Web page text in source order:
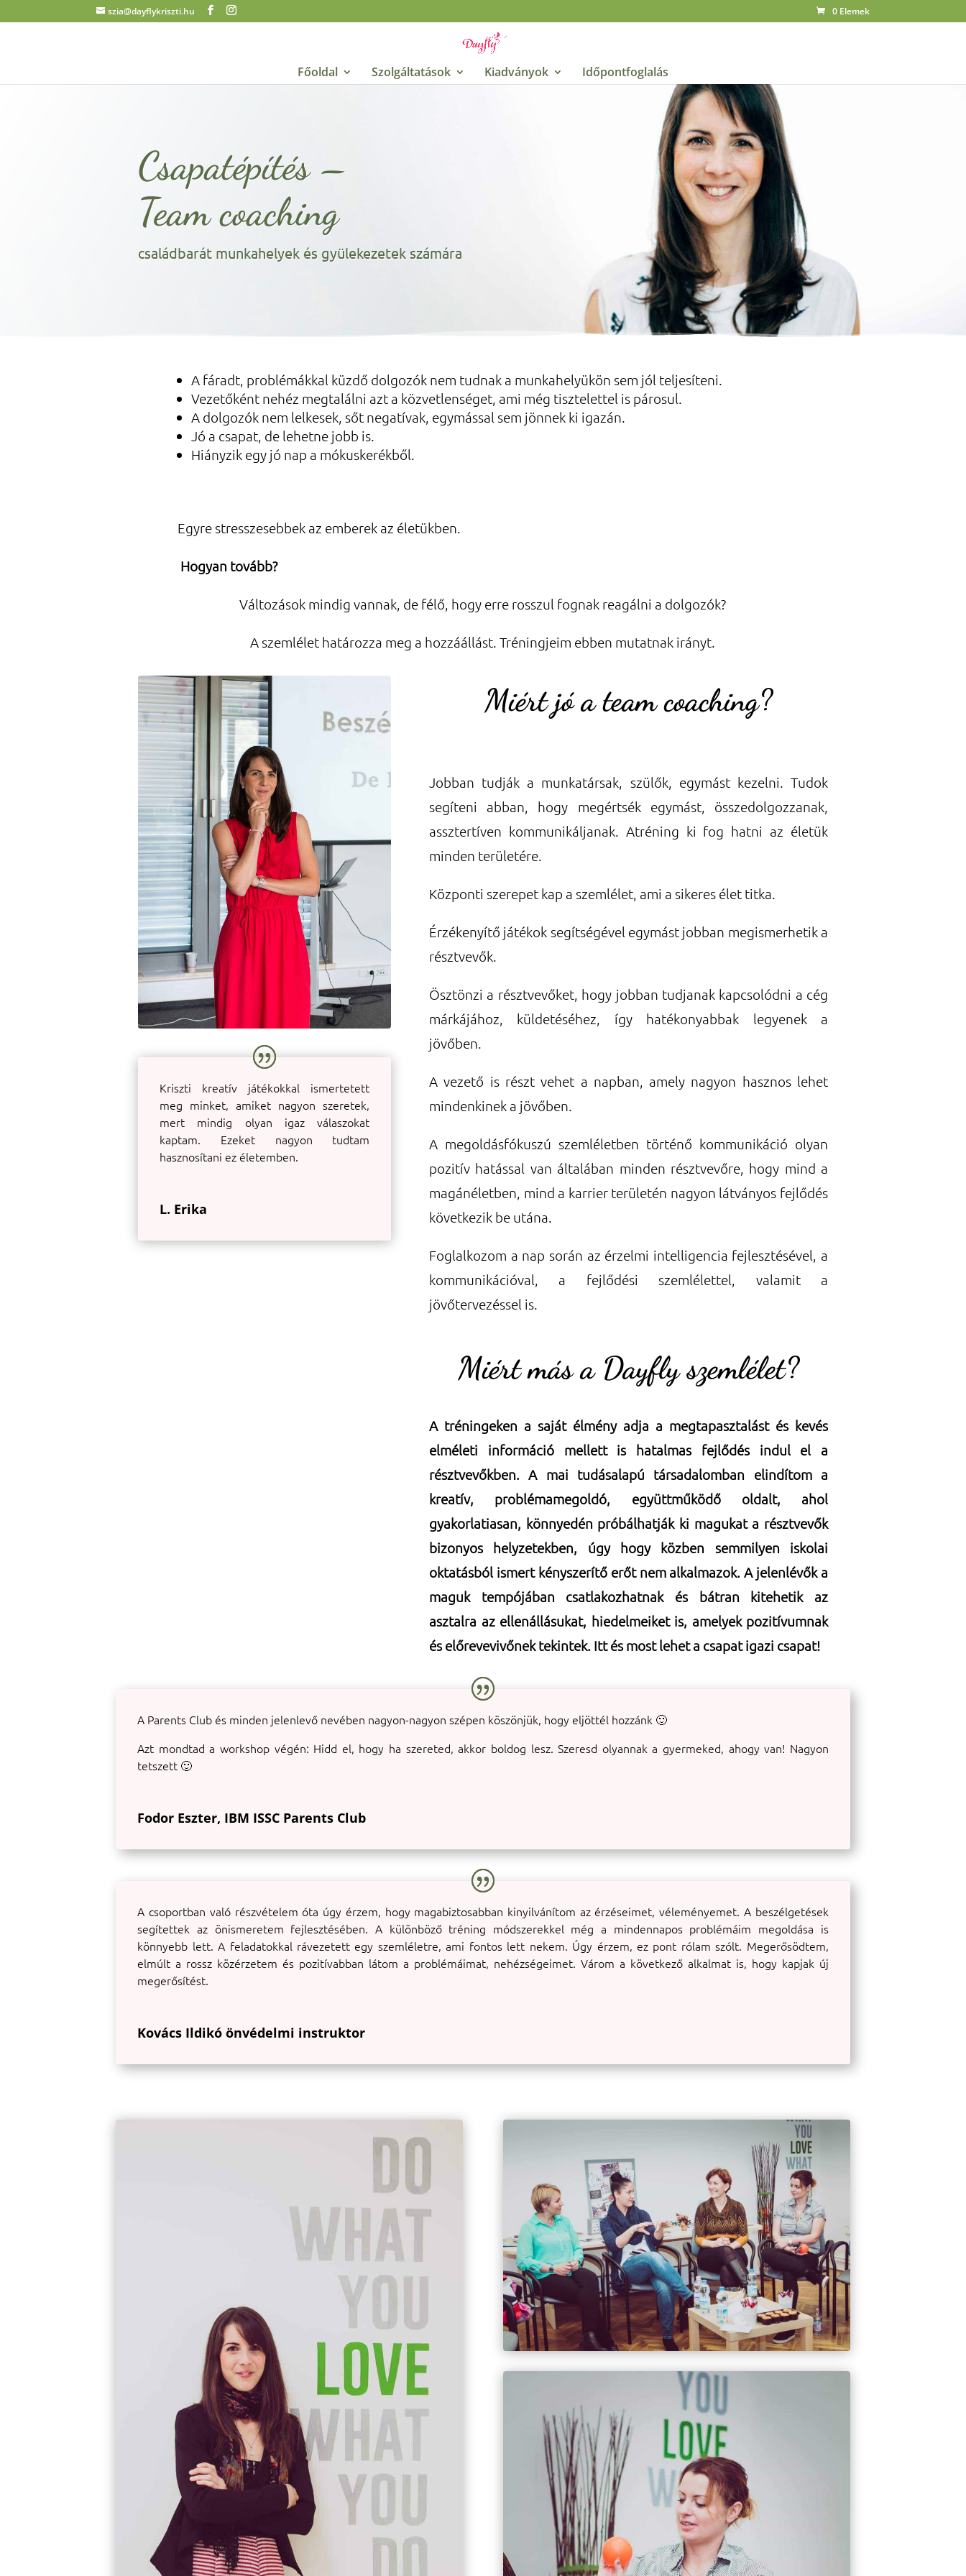
szia@dayflykriszti.hu 0 Elemek
Főoldal Szolgáltatások Kiadványok Időpontfoglalás
Csapatépítés –
Team coaching
családbarát munkahelyek és gyülekezetek számára
A fáradt, problémákkal küzdő dolgozók nem tudnak a munkahelyükön sem jól teljesíteni.
Vezetőként nehéz megtalálni azt a közvetlenséget, ami még tisztelettel is párosul.
A dolgozók nem lelkesek, sőt negatívak, egymással sem jönnek ki igazán.
Jó a csapat, de lehetne jobb is.
Hiányzik egy jó nap a mókuskerékből.
Egyre stresszesebbek az emberek az életükben.
Hogyan tovább?
Változások mindig vannak, de félő, hogy erre rosszul fognak reagálni a dolgozók?
A szemlélet határozza meg a hozzáállást. Tréningjeim ebben mutatnak irányt.
Kriszti kreatív játékokkal ismertetett
meg minket, amiket nagyon szeretek,
mert mindig olyan igaz válaszokat
kaptam. Ezeket nagyon tudtam
hasznosítani ez életemben.
L. Erika
Miért jó a team coaching?
Jobban tudják a munkatársak, szülők, egymást kezelni. Tudok
segíteni abban, hogy megértsék egymást, összedolgozzanak,
assztertíven kommunikáljanak. Atréning ki fog hatni az életük
minden területére.
Központi szerepet kap a szemlélet, ami a sikeres élet titka.
Érzékenyítő játékok segítségével egymást jobban megismerhetik a
résztvevők.
Ösztönzi a résztvevőket, hogy jobban tudjanak kapcsolódni a cég
márkájához, küldetéséhez, így hatékonyabbak legyenek a
jövőben.
A vezető is részt vehet a napban, amely nagyon hasznos lehet
mindenkinek a jövőben.
A megoldásfókuszú szemléletben történő kommunikáció olyan
pozitív hatással van általában minden résztvevőre, hogy mind a
magánéletben, mind a karrier területén nagyon látványos fejlődés
következik be utána.
Foglalkozom a nap során az érzelmi intelligencia fejlesztésével, a
kommunikációval, a fejlődési szemlélettel, valamit a
jövőtervezéssel is.
Miért más a Dayfly szemlélet?
A tréningeken a saját élmény adja a megtapasztalást és kevés
elméleti információ mellett is hatalmas fejlődés indul el a
résztvevőkben. A mai tudásalapú társadalomban elindítom a
kreatív, problémamegoldó, együttműködő oldalt, ahol
gyakorlatiasan, könnyedén próbálhatják ki magukat a résztvevők
bizonyos helyzetekben, úgy hogy közben semmilyen iskolai
oktatásból ismert kényszerítő erőt nem alkalmazok. A jelenlévők a
maguk tempójában csatlakozhatnak és bátran kitehetik az
asztalra az ellenállásukat, hiedelmeiket is, amelyek pozitívumnak
és előrevevivőnek tekintek. Itt és most lehet a csapat igazi csapat!
A Parents Club és minden jelenlevő nevében nagyon-nagyon szépen köszönjük, hogy eljöttél hozzánk 🙂
Azt mondtad a workshop végén: Hidd el, hogy ha szereted, akkor boldog lesz. Szeresd olyannak a gyermeked, ahogy van! Nagyon
tetszett 🙂
Fodor Eszter, IBM ISSC Parents Club
A csoportban való részvételem óta úgy érzem, hogy magabiztosabban kinyilvánítom az érzéseimet, véleményemet. A beszélgetések
segítettek az önismeretem fejlesztésében. A különböző tréning módszerekkel még a mindennapos problémáim megoldása is
könnyebb lett. A feladatokkal rávezetett egy szemléletre, ami fontos lett nekem. Úgy érzem, ez pont rólam szólt. Megerősödtem,
elmúlt a rossz közérzetem és pozitívabban látom a problémáimat, nehézségeimet. Várom a következő alkalmat is, hogy kapjak új
megerősítést.
Kovács Ildikó önvédelmi instruktor